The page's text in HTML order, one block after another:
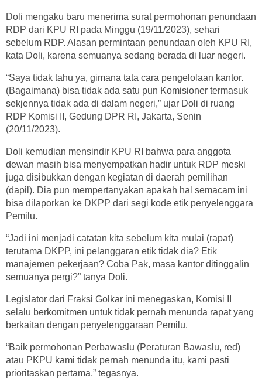
Doli mengaku baru menerima surat permohonan penundaan
RDP dari KPU RI pada Minggu (19/11/2023), sehari
sebelum RDP. Alasan permintaan penundaan oleh KPU RI,
kata Doli, karena semuanya sedang berada di luar negeri.
“Saya tidak tahu ya, gimana tata cara pengelolaan kantor.
(Bagaimana) bisa tidak ada satu pun Komisioner termasuk
sekjennya tidak ada di dalam negeri,” ujar Doli di ruang
RDP Komisi II, Gedung DPR RI, Jakarta, Senin
(20/11/2023).
Doli kemudian mensindir KPU RI bahwa para anggota
dewan masih bisa menyempatkan hadir untuk RDP meski
juga disibukkan dengan kegiatan di daerah pemilihan
(dapil). Dia pun mempertanyakan apakah hal semacam ini
bisa dilaporkan ke DKPP dari segi kode etik penyelenggara
Pemilu.
“Jadi ini menjadi catatan kita sebelum kita mulai (rapat)
terutama DKPP, ini pelanggaran etik tidak dia? Etik
manajemen pekerjaan? Coba Pak, masa kantor ditinggalin
semuanya pergi?” tanya Doli.
Legislator dari Fraksi Golkar ini menegaskan, Komisi II
selalu berkomitmen untuk tidak pernah menunda rapat yang
berkaitan dengan penyelenggaraan Pemilu.
“Baik permohonan Perbawaslu (Peraturan Bawaslu, red)
atau PKPU kami tidak pernah menunda itu, kami pasti
prioritaskan pertama,” tegasnya.